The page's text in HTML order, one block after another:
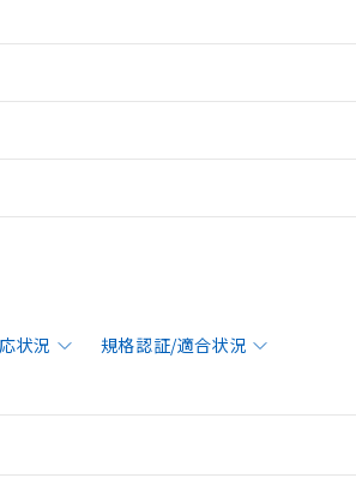
状況 規格認証/適合状況